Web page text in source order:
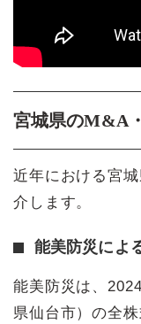
宮城県のM&A
近年における宮
介します。
能美防災によ
能美防災は、
県仙台市）の全